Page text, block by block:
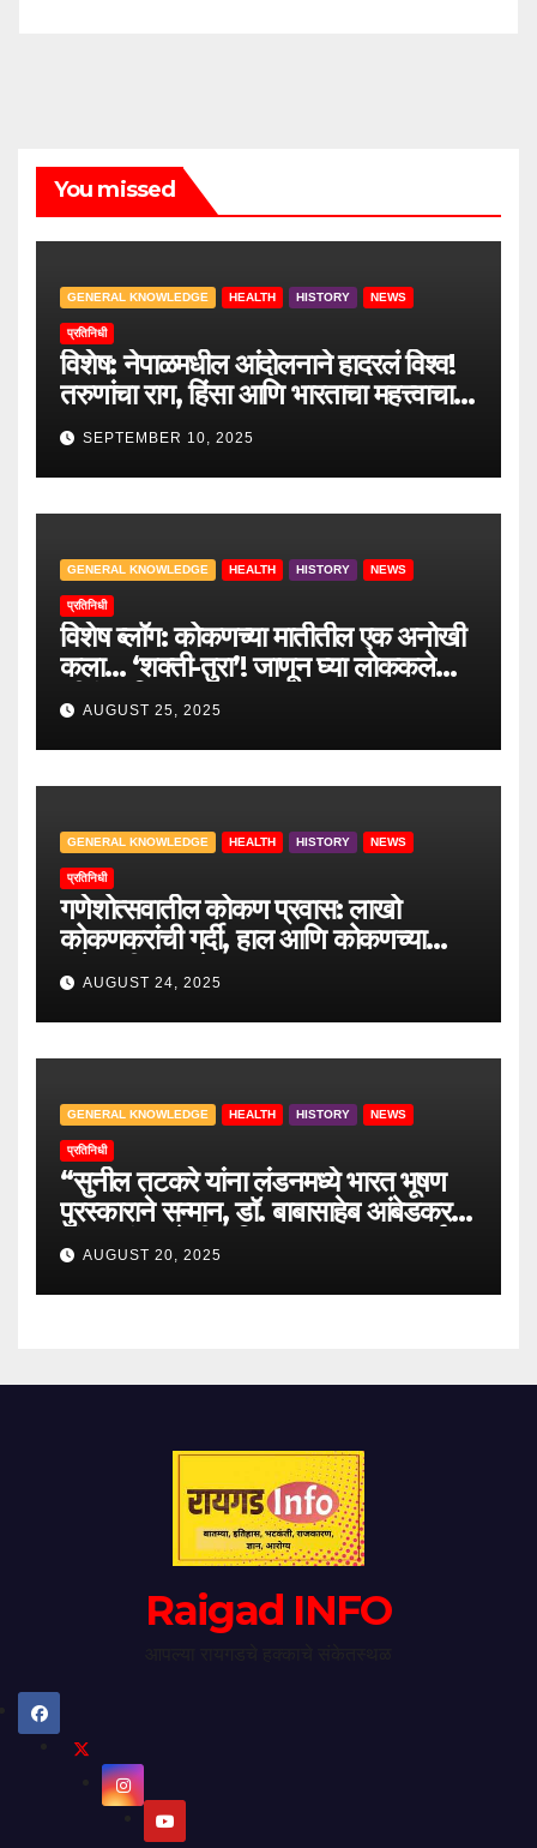
You missed
GENERAL KNOWLEDGE HEALTH HISTORY NEWS
प्रतिनिधी
विशेष: नेपाळमधील आंदोलनाने हादरलं विश्व!
तरुणांचा राग, हिंसा आणि भारताचा महत्त्वाचा
सल्ला.
SEPTEMBER 10, 2025
GENERAL KNOWLEDGE HEALTH HISTORY NEWS
प्रतिनिधी
विशेष ब्लॉग: कोकणच्या मातीतील एक अनोखी
कला… ‘शक्ती-तुरा’! जाणून घ्या लोककलेचा
जीवंत इतिहास.
AUGUST 25, 2025
GENERAL KNOWLEDGE HEALTH HISTORY NEWS
प्रतिनिधी
गणेशोत्सवातील कोकण प्रवास: लाखो
कोकणकरांची गर्दी, हाल आणि कोकणच्या
वाटेवरची आव्हाने
AUGUST 24, 2025
GENERAL KNOWLEDGE HEALTH HISTORY NEWS
प्रतिनिधी
“सुनील तटकरे यांना लंडनमध्ये भारत भूषण
पुरस्काराने सन्मान, डॉ. बाबासाहेब आंबेडकर
यांच्या लंडन येथील निवासस्थानाला भावपूर्ण
भेट”AUGUST 20, 2025
Raigad INFO